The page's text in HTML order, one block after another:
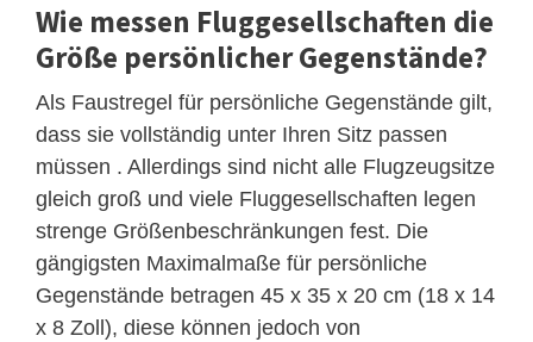
Wie messen Fluggesellschaften die
Größe persönlicher Gegenstände?
Als Faustregel für persönliche Gegenstände gilt,
dass sie vollständig unter Ihren Sitz passen
müssen . Allerdings sind nicht alle Flugzeugsitze
gleich groß und viele Fluggesellschaften legen
strenge Größenbeschränkungen fest. Die
gängigsten Maximalmaße für persönliche
Gegenstände betragen 45 x 35 x 20 cm (18 x 14
x 8 Zoll), diese können jedoch von